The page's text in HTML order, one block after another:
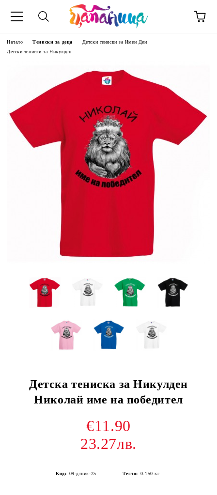
Начало Тениски за деца
Детски тениски за Имен Ден
Детски тениски за Никулден
Детска тениска за Никулден
Николай име на победител
€11.90
23.27лв.
Код: 09-дтник-25 Тегло: 0.150 кг